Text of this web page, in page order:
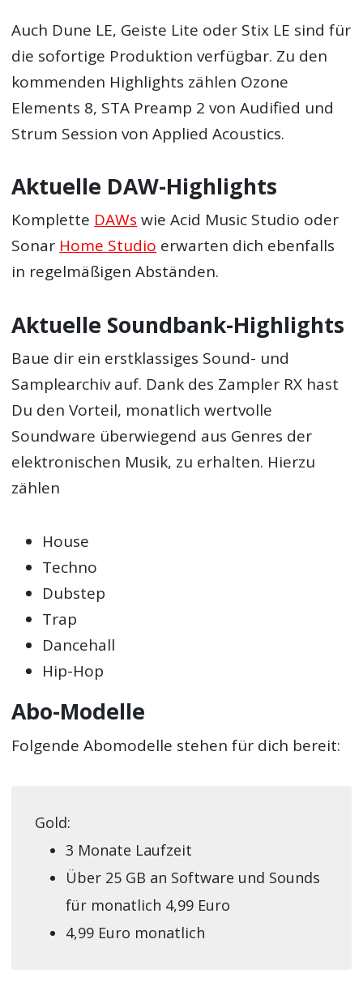
Auch Dune LE, Geiste Lite oder Stix LE sind für
die sofortige Produktion verfügbar. Zu den
kommenden Highlights zählen Ozone
Elements 8, STA Preamp 2 von Audified und
Strum Session von Applied Acoustics.
Aktuelle DAW-Highlights
Komplette DAWs wie Acid Music Studio oder
Sonar Home Studio erwarten dich ebenfalls
in regelmäßigen Abständen.
Aktuelle Soundbank-Highlights
Baue dir ein erstklassiges Sound- und
Samplearchiv auf. Dank des Zampler RX hast
Du den Vorteil, monatlich wertvolle
Soundware überwiegend aus Genres der
elektronischen Musik, zu erhalten. Hierzu
zählen
House
Techno
Dubstep
Trap
Dancehall
Hip-Hop
Abo-Modelle
Folgende Abomodelle stehen für dich bereit:
Gold:
3 Monate Laufzeit
Über 25 GB an Software und Sounds
für monatlich 4,99 Euro
4,99 Euro monatlich